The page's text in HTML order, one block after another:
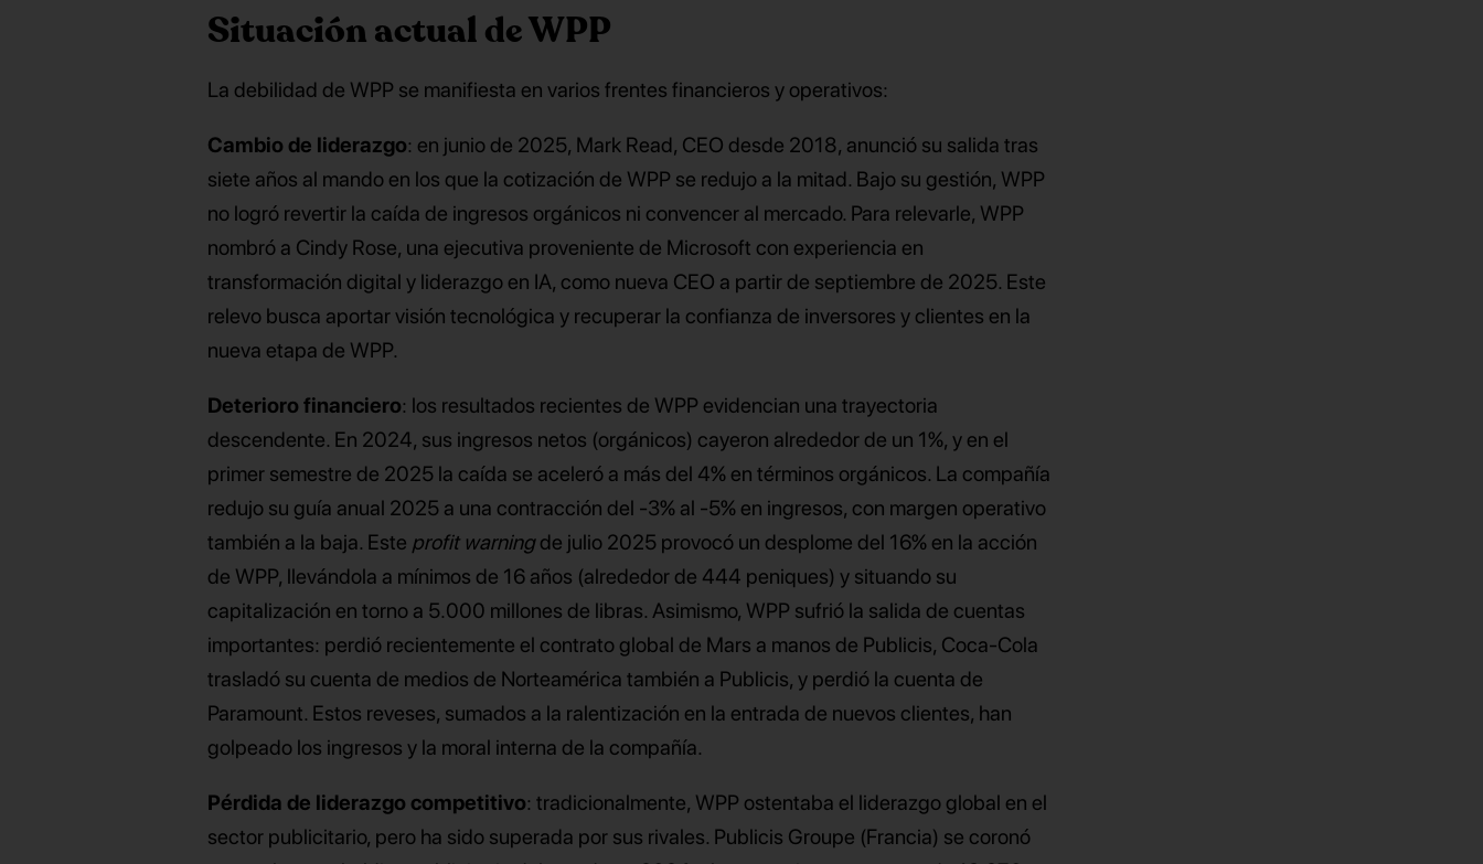
Situación actual de WPP
La debilidad de WPP se manifiesta en varios frentes financieros y operativos:
Cambio de liderazgo: en junio de 2025, Mark Read, CEO desde 2018, anunció su salida tras
siete años al mando en los que la cotización de WPP se redujo a la mitad. Bajo su gestión, WPP
no logró revertir la caída de ingresos orgánicos ni convencer al mercado. Para relevarle, WPP
nombró a Cindy Rose, una ejecutiva proveniente de Microsoft con experiencia en
transformación digital y liderazgo en IA, como nueva CEO a partir de septiembre de 2025. Este
relevo busca aportar visión tecnológica y recuperar la confianza de inversores y clientes en la
nueva etapa de WPP.
Deterioro financiero: los resultados recientes de WPP evidencian una trayectoria
descendente. En 2024, sus ingresos netos (orgánicos) cayeron alrededor de un 1%, y en el
primer semestre de 2025 la caída se aceleró a más del 4% en términos orgánicos. La compañía
redujo su guía anual 2025 a una contracción del -3% al -5% en ingresos, con margen operativo
también a la baja. Este profit warningde julio 2025 provocó un desplome del 16% en la acción
de WPP, llevándola a mínimos de 16 años (alrededor de 444 peniques) y situando su
capitalización en torno a 5.000 millones de libras. Asimismo, WPP sufrió la salida de cuentas
importantes: perdió recientemente el contrato global de Mars a manos de Publicis, Coca-Cola
trasladó su cuenta de medios de Norteamérica también a Publicis, y perdió la cuenta de
Paramount. Estos reveses, sumados a la ralentización en la entrada de nuevos clientes, han
golpeado los ingresos y la moral interna de la compañía.
Pérdida de liderazgo competitivo: tradicionalmente, WPP ostentaba el liderazgo global en el
sector publicitario, pero ha sido superada por sus rivales. Publicis Groupe (Francia) se coronó